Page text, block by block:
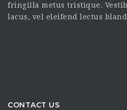
fringilla metus tristique.
lacus, vel eleifend lectus
CONTACT US